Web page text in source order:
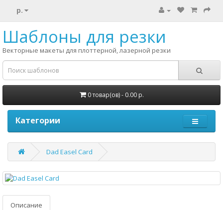
р.
Шаблоны для резки
Векторные макеты для плоттерной, лазерной резки
0 товар(ов) - 0.00 р.
Категории
Dad Easel Card
Описание